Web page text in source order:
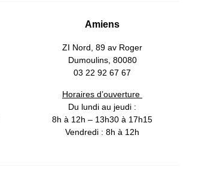
Amiens
ZI Nord, 89 av Roger
Dumoulins, 80080
03 22 92 67 67
Horaires d’ouverture
Du lundi au jeudi :
8h à 12h – 13h30 à 17h15
Vendredi : 8h à 12h